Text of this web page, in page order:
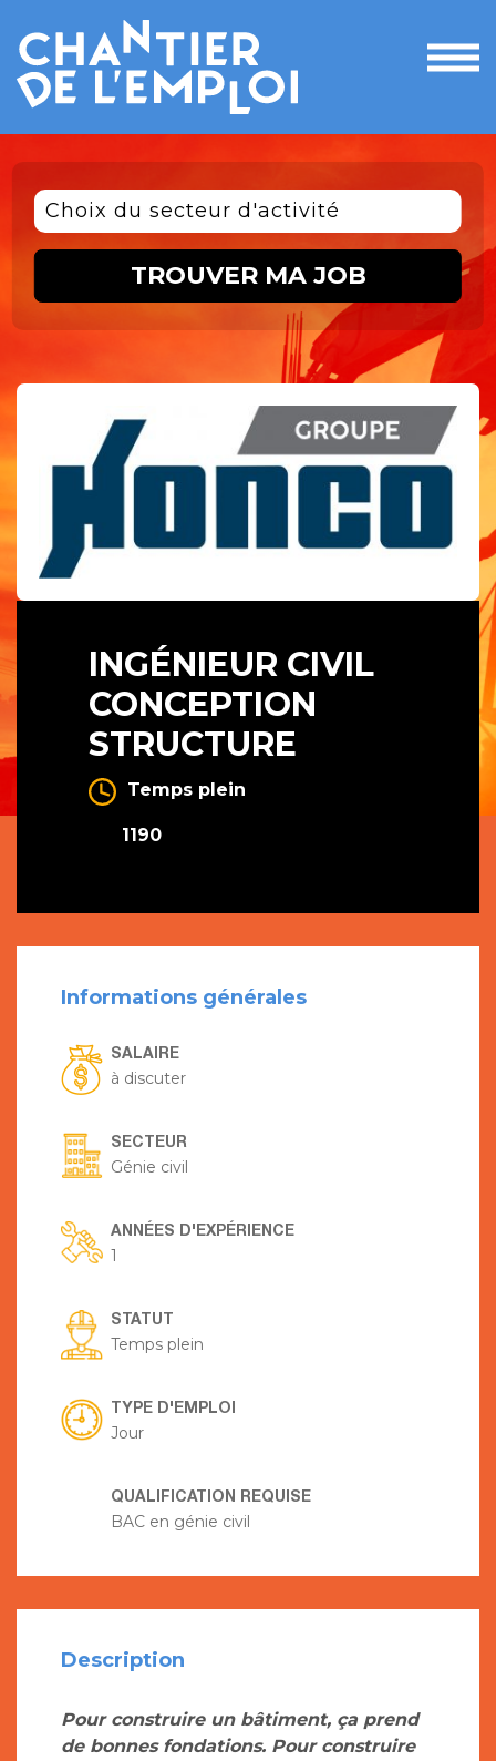
le
Choix du secteur d'activité
TROUVER MA JOB
INGÉNIEUR CIVIL
CONCEPTION
STRUCTURE
Temps plein
1190
Informations générales
SALAIRE
à discuter
SECTEUR
Génie civil
ANNÉES D'EXPÉRIENCE
1
STATUT
Temps plein
TYPE D'EMPLOI
Jour
QUALIFICATION REQUISE
BAC en génie civil
Description
Pour construire un bâtiment, ça prend
de bonnes fondations. Pour construire